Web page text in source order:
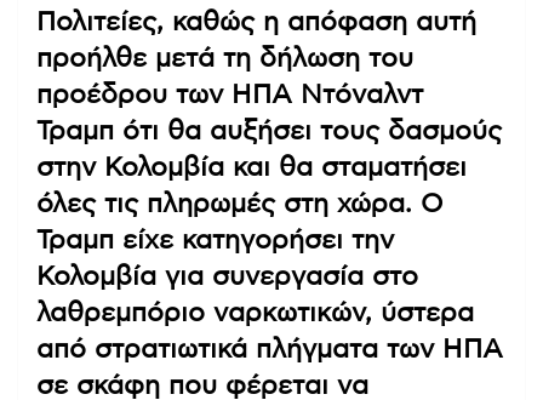
Πολιτείες, καθώς η απόφαση αυτή
προήλθε μετά τη δήλωση του
προέδρου των ΗΠΑ Ντόναλντ
Τραμπ ότι θα αυξήσει τους δασμούς
στην Κολομβία και θα σταματήσει
όλες τις πληρωμές στη χώρα. Ο
Τραμπ είχε κατηγορήσει την
Κολομβία για συνεργασία στο
λαθρεμπόριο ναρκωτικών, ύστερα
από στρατιωτικά πλήγματα των ΗΠΑ
σε σκάφη που φέρεται να